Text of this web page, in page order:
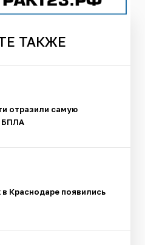
ТАКЖЕ
отразили самую
БПЛА
Краснодаре появились